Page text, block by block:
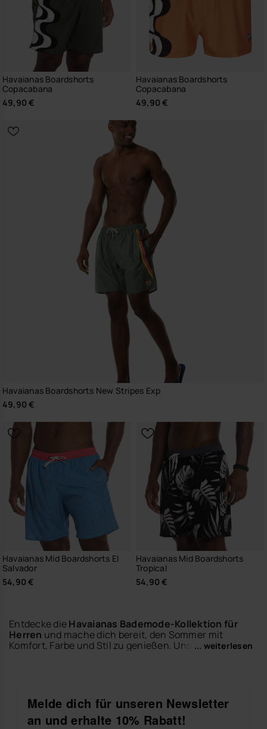
Havaianas Boardshorts
Copacabana
49,90 €
Havaianas Boardshorts
Copacabana
49,90 €
Havaianas Boardshorts New Stripes Exp
49,90 €
Havaianas Mid Boardshorts El
Salvador
54,90 €
Havaianas Mid Boardshorts
Tropical
54,90 €
Entdecke dieHavaianas Bademode-Kollektion für
Herren und mache dich bereit, den Sommer mit
Komfort, Farbe und Stil zu genießen. Unsere
– die perfekte Ergänzung zu deinen liebsten
Herren-
Flip-Flops,Herren-SlidesoderHerren-Taschen
Wähle dein Lieblingsdesign und kreiere einen
... weiterlesen
Melde dich für unseren Newsletter
an und erhalte 10% Rabatt!